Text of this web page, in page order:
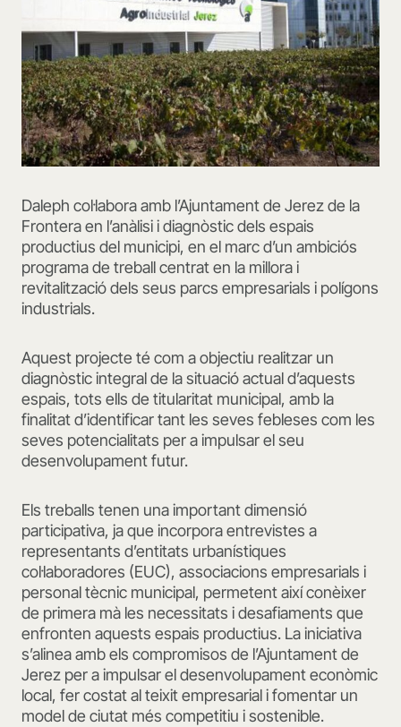
Daleph col·labora amb l’Ajuntament de Jerez de la
Frontera en l’anàlisi i diagnòstic dels espais
productius del municipi, en el marc d’un ambiciós
programa de treball centrat en la millora i
revitalització dels seus parcs empresarials i polígons
industrials.
Aquest projecte té com a objectiu realitzar un
diagnòstic integral de la situació actual d’aquests
espais, tots ells de titularitat municipal, amb la
finalitat d’identificar tant les seves febleses com les
seves potencialitats per a impulsar el seu
desenvolupament futur.
Els treballs tenen una important dimensió
participativa, ja que incorpora entrevistes a
representants d’entitats urbanístiques
col·laboradores (EUC), associacions empresarials i
personal tècnic municipal, permetent així conèixer
de primera mà les necessitats i desafiaments que
enfronten aquests espais productius. La iniciativa
s’alinea amb els compromisos de l’Ajuntament de
Jerez per a impulsar el desenvolupament econòmic
local, fer costat al teixit empresarial i fomentar un
model de ciutat més competitiu i sostenible.